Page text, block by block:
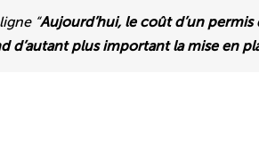
“Aujourd’hui, le coût d’un
d’autant plus important la mise en